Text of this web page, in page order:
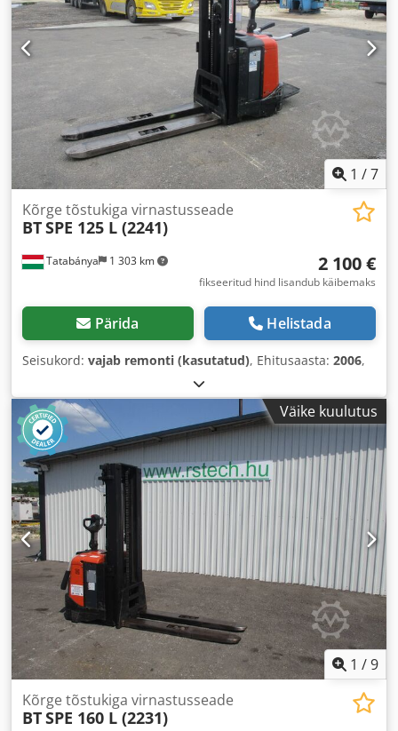
1 /7
Tatabánya 1 303 km
Kõrge tõstukiga virnastusseade
BTSPE 125 L (2241)
2 100 €
fikseeritud hind lisandub käibemaks
Pärida Helistada
Seisukord: vajab remonti (kasutatud), Ehitusaasta: 2006,
Väike kuulutus
1 /9
Kõrge tõstukiga virnastusseade
BTSPE 160 L (2231)